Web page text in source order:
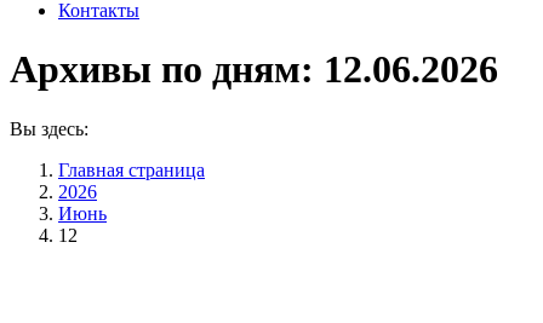
Контакты
Архивы по дням: 12.06.2026
Вы здесь:
Главная страница
2026
Июнь
12